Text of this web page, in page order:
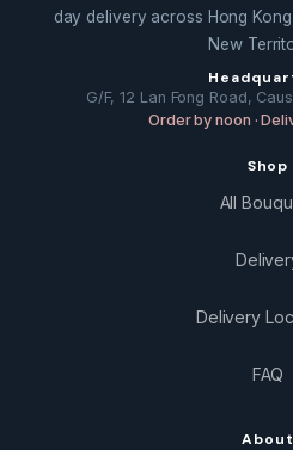
day delivery across Hong
New
G/F, 12 Lan Fong Road,
Order by noon ·
Shop
All
Delivery
FAQ
About